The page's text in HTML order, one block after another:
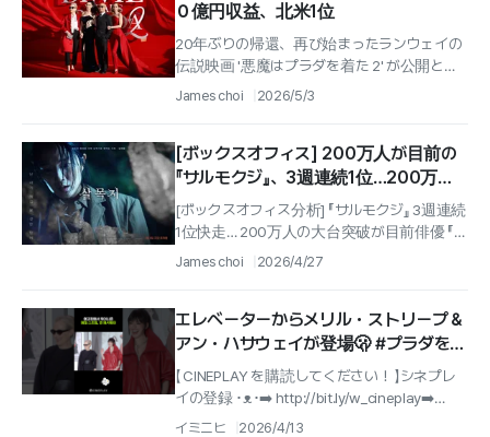
０億円収益、北米1位
20年ぶりの帰還、再び始まったランウェイの
伝説映画 '悪魔はプラダを着た 2' が公開と同
時に '北米ボックスオフィス' 1位を奪還し、興
James choi 2026/5/3
[ボックスオフィス] 200万人が目前の
『サルモクジ』、3週連続1位…200万人
突破が目前
[ボックスオフィス分析] 『サルモクジ』 3週連続
1位快走… 200万人の大台突破が目前俳優 『キ
ム・ヘユン』 主演のホラー映画 『サルモクジ』...
James choi 2026/4/27
エレベーターからメリル・ストリープ＆
アン・ハサウェイが登場🫢 #プラダを着
た悪魔2 #レッドカーペット
【 CINEPLAY を購読してください！ 】シネプレ
イの登録 ･ᴥ･➡️ http://bit.ly/w_cineplay➡️
IG@cineplay_kr
イミニヒ 2026/4/13